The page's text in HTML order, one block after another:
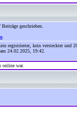
Beiträge geschrieben.
registrierter, kein versteckter und
24.02.2025, 19:42.
online war.